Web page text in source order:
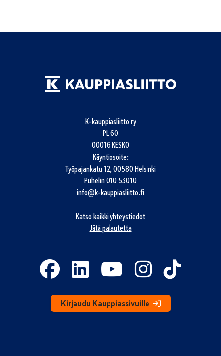
K-kauppiasliitto ry
PL 60
00016 KESKO
Käyntiosoite:
Työpajankatu 12, 00580 Helsinki
Puhelin010 53010
info@k-kauppiasliitto.fi
Katso kaikki yhteystiedot
Jätä palautetta
Kirjaudu Kauppiassivuille